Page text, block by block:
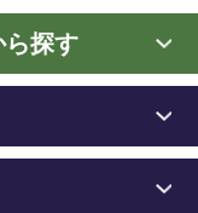
ら探す